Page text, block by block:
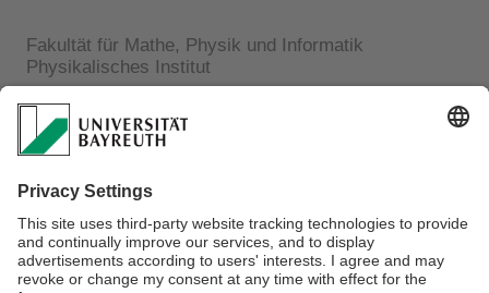
Fakultät für Mathe, Physik und Informatik
Physikalisches Institut
Linda Raithel
Technical Assistant
Lehrstuhl für Experimentalphysik III
Universitätstr.30
D 95440 Bayreuth
Phone: +49 921 55 3808
E-mail:linda.raithel@uni-bayreuth.de